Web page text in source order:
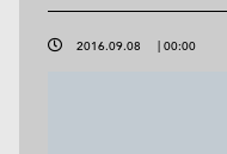
2016.09.08 | 00:00